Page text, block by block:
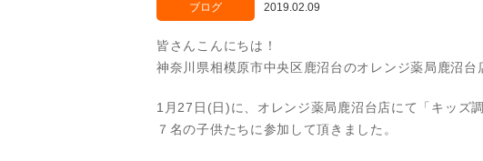
ブログ 2019.02.09
皆さんこんにちは！
神奈川県相模原市中央区鹿沼台のオレンジ薬局鹿沼台
1月27日(日)に、オレンジ薬局鹿沼台店にて「キッズ
７名の子供たちに参加して頂きました。